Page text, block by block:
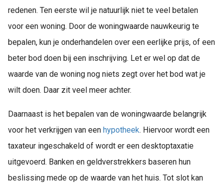
redenen. Ten eerste wil je natuurlijk niet te veel betalen
voor een woning. Door de woningwaarde nauwkeurig te
bepalen, kun je onderhandelen over een eerlijke prijs, of een
beter bod doen bij een inschrijving. Let er wel op dat de
waarde van de woning nog niets zegt over het bod wat je
wilt doen. Daar zit veel meer achter.
Daarnaast is het bepalen van de woningwaarde belangrijk
voor het verkrijgen van een hypotheek. Hiervoor wordt een
taxateur ingeschakeld of wordt er een desktoptaxatie
uitgevoerd. Banken en geldverstrekkers baseren hun
beslissing mede op de waarde van het huis. Tot slot kan